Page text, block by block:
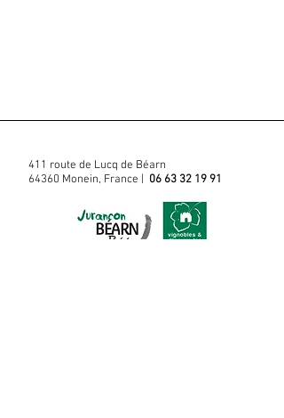
411 route de Lucq de Béarn
64360 Monein, France | 06 63 32 19 91